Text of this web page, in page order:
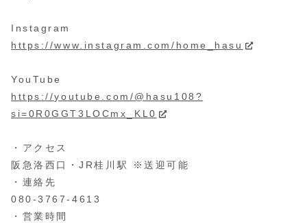
Instagram
https://www.instagram.com/home_hasu
YouTube
https://youtube.com/@hasu108?
si=0R0GGT3LOCmx_KL0
・アクセス
阪急洛西口・JR桂川駅 ※送迎可能
・連絡先
080-3767-4613
・営業時間